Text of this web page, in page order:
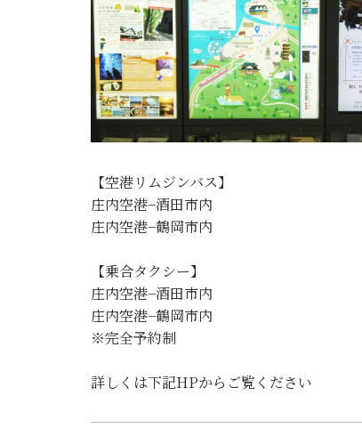
【空港リムジンバス】
庄内空港−酒田市内
庄内空港−鶴岡市内
【乗合タクシー】
庄内空港−酒田市内
庄内空港−鶴岡市内
※完全予約制
詳しくは下記HPからご覧ください